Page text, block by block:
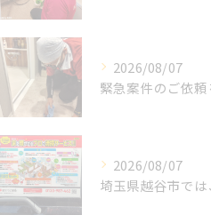
2026/08/07
2026/08/07